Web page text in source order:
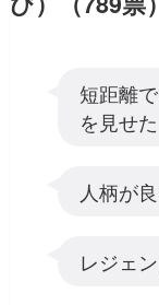
短距離
を見せた
人柄が
レジェン